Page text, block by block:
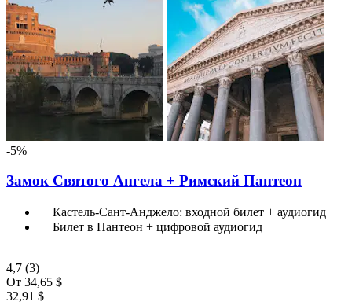
-5%
Замок Святого Ангела + Римский Пантеон
Кастель-Сант-Анджело: входной билет + аудиогид
Билет в Пантеон + цифровой аудиогид
4,7 (3)
От 34,65 $
32,91 $